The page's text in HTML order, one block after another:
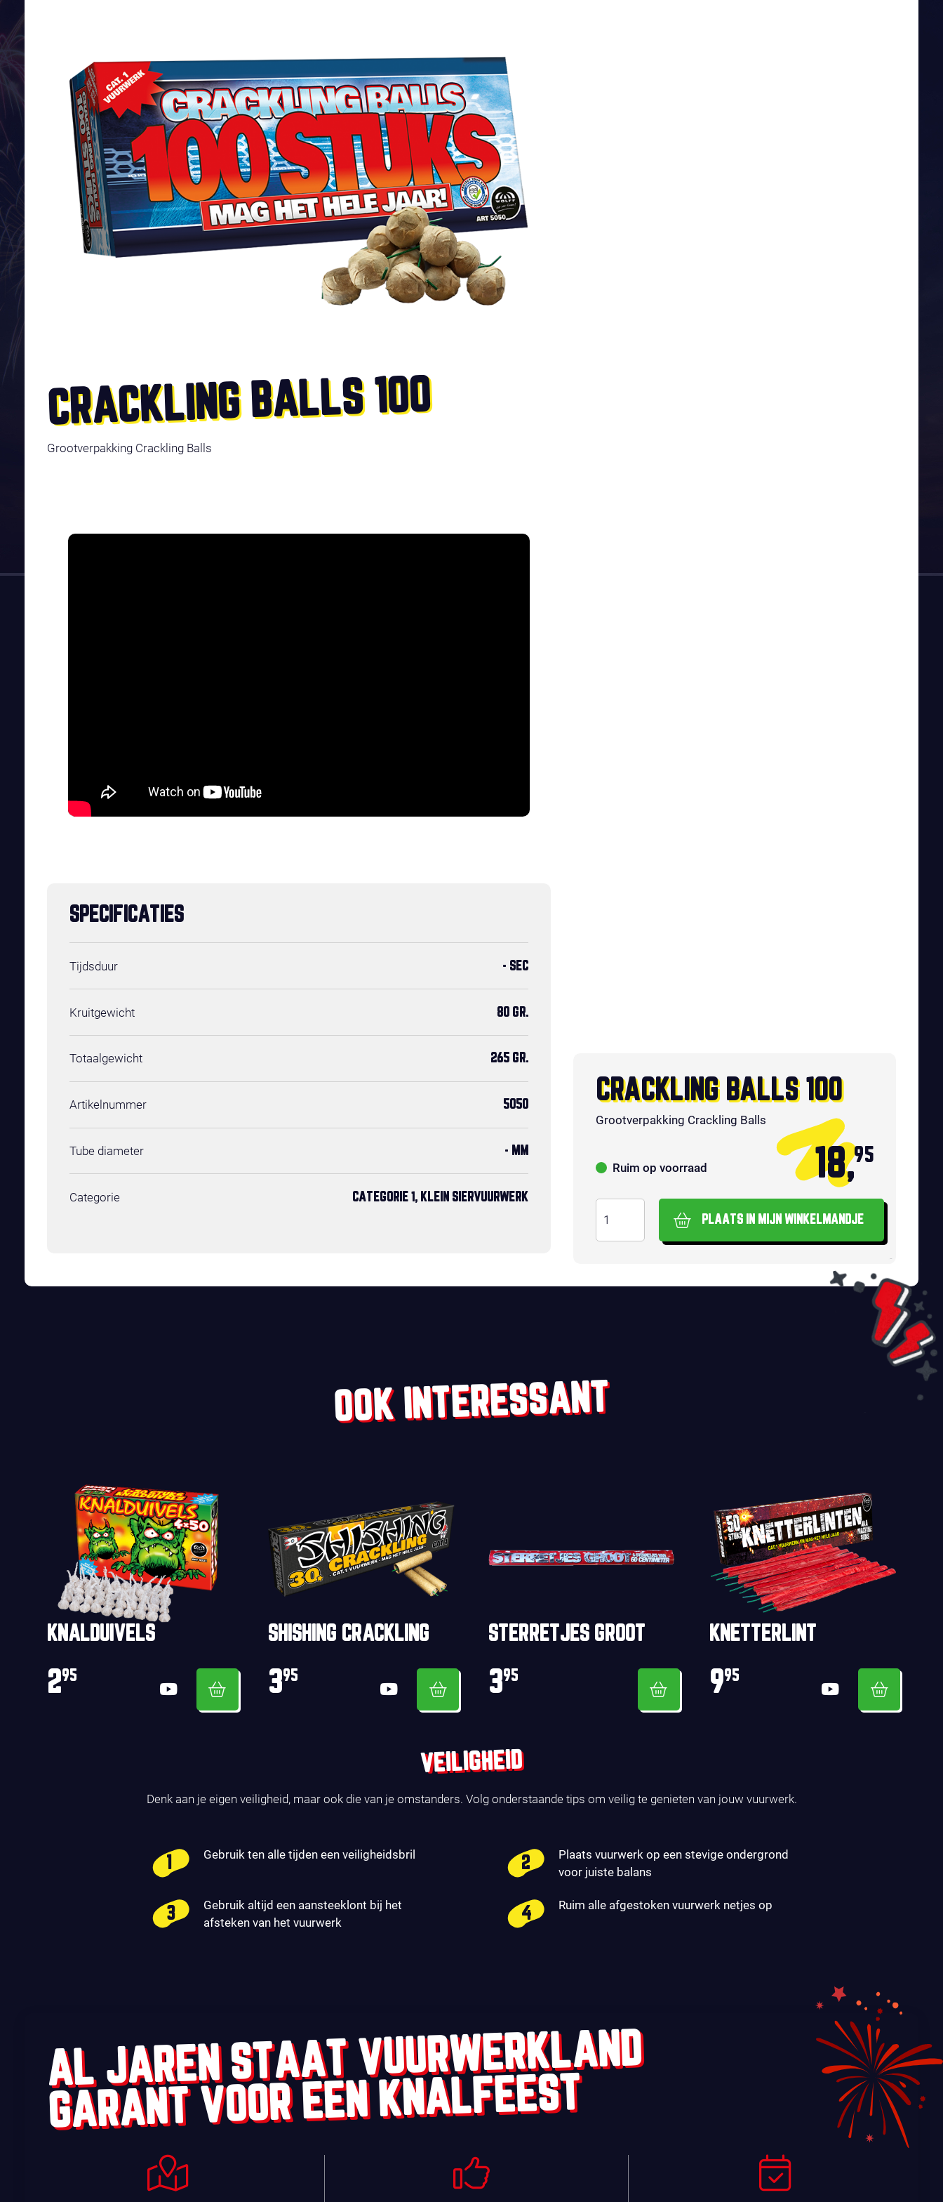
CRACKLING BALLS 100
Grootverpakking Crackling Balls
CRACKLING BALLS 100
Grootverpakking Crackling Balls
Ruim op voorraad 18,95
PLAATS IN MIJN WINKELMANDJE
SPECIFICATIES
Tijdsduur - SEC
Kruitgewicht 80 GR.
Totaalgewicht 265 GR.
Artikelnummer 5050
Tube diameter - MM
Categorie CATEGORIE 1, KLEIN SIERVUURWERK
OOK INTERESSANT
KNALDUIVELS
295
SHISHING CRACKLING
395
STERRETJES GROOT
395
KNETTERLINT
995
VEILIGHEID
Denk aan je eigen veiligheid, maar ook die van je omstanders. Volg onderstaande tips om veilig te genieten van jouw vuurwerk.
Gebruik ten alle tijden een veiligheidsbril
Plaats vuurwerk op een stevige ondergrond
voor juiste balans
Gebruik altijd een aansteeklont bij het
afsteken van het vuurwerk
Ruim alle afgestoken vuurwerk netjes op
AL JAREN STAAT VUURWERKLAND
GARANT VOOR EEN KNALFEEST